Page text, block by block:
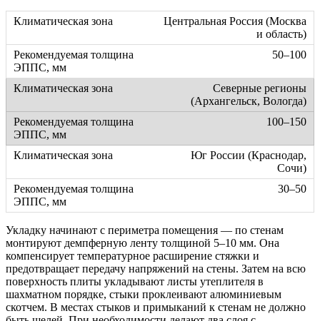
Центральная Россия (Москва
и область)
50–100
Северные регионы
(Архангельск, Вологда)
100–150
Юг России (Краснодар,
Сочи)
30–50
Укладку начинают с периметра помещения — по стенам
монтируют демпферную ленту толщиной 5–10 мм. Она
компенсирует температурное расширение стяжки и
предотвращает передачу напряжений на стены. Затем на всю
поверхность плиты укладывают листы утеплителя в
шахматном порядке, стыки проклеивают алюминиевым
скотчем. В местах стыков и примыканий к стенам не должно